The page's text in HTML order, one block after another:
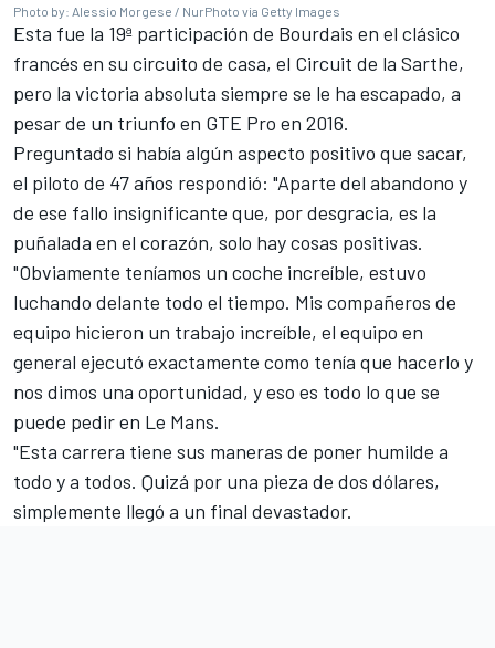
Photo by: Alessio Morgese / NurPhoto via Getty Images
Esta fue la 19ª participación de Bourdais en el clásico
francés en su circuito de casa, el Circuit de la Sarthe,
pero la victoria absoluta siempre se le ha escapado, a
pesar de un triunfo en GTE Pro en 2016.
Preguntado si había algún aspecto positivo que sacar,
el piloto de 47 años respondió: "Aparte del abandono y
de ese fallo insignificante que, por desgracia, es la
puñalada en el corazón, solo hay cosas positivas.
"Obviamente teníamos un coche increíble, estuvo
luchando delante todo el tiempo. Mis compañeros de
equipo hicieron un trabajo increíble, el equipo en
general ejecutó exactamente como tenía que hacerlo y
nos dimos una oportunidad, y eso es todo lo que se
puede pedir en Le Mans.
"Esta carrera tiene sus maneras de poner humilde a
todo y a todos. Quizá por una pieza de dos dólares,
simplemente llegó a un final devastador.